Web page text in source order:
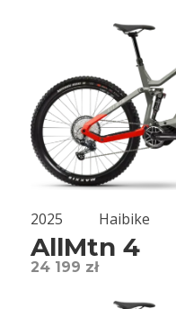
2025 Haibike
AllMtn 4
24 199 zł